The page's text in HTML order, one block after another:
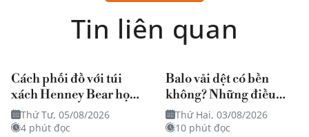
Tin liên quan
Cách phối đồ với túi
xách Henney Bear họa
tiết mang đậm dấu ấn
nghệ thuật?
Thứ Tư, 05/08/2026
4 phút đọc
Balo vải dệt có bền
không? Những điều
bạn nên biết trước khi
quyết định mua
Thứ Hai, 03/08/2026
10 phút đọc